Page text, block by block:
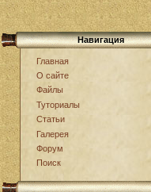
Навигация
Главная
О сайте
Файлы
Туториалы
Статьи
Галерея
Форум
Поиск